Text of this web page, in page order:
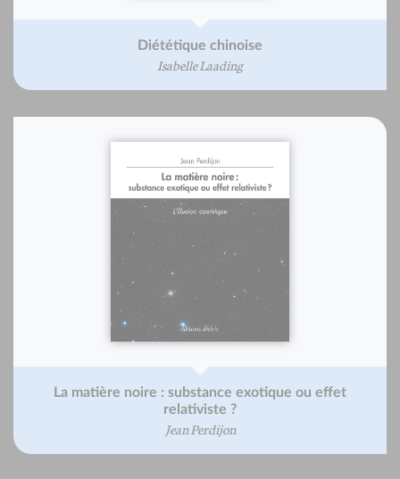
Diététique chinoise
Isabelle Laading
La matière noire : substance exotique ou effet
relativiste ?
Jean Perdijon